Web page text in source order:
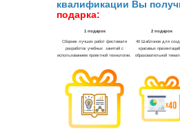
квалификации Вы
подарка: